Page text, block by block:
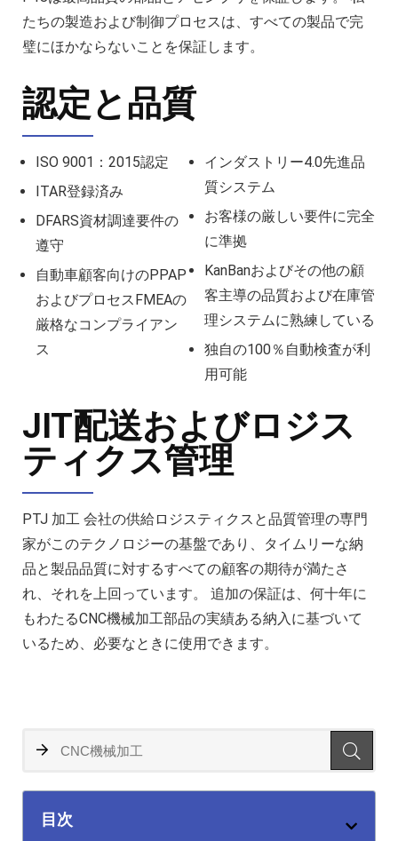
たちの製造および制御プロセスは、すべての製品で完
璧にほかならないことを保証します。
認定と品質
ISO 9001：2015認定
ITAR登録済み
DFARS資材調達要件の
遵守
自動車顧客向けのPPAP
およびプロセスFMEAの
厳格なコンプライアン
ス
インダストリー4.0先進品
質システム
お客様の厳しい要件に完全
に準拠
KanBanおよびその他の顧
客主導の品質および在庫管
理システムに熟練している
独自の100％自動検査が利
用可能
JIT配送およびロジス
ティクス管理
PTJ 加工 会社の供給ロジスティクスと品質管理の専門
家がこのテクノロジーの基盤であり、タイムリーな納
品と製品品質に対するすべての顧客の期待が満たさ
れ、それを上回っています。 追加の保証は、何十年に
もわたるCNC機械加工部品の実績ある納入に基づいて
いるため、必要なときに使用できます。
目次